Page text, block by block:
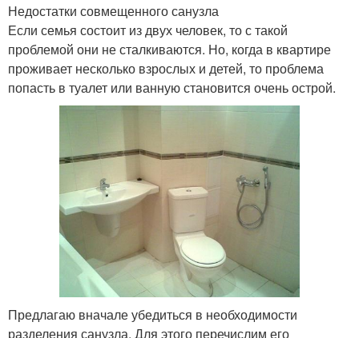
Недостатки совмещенного санузла
Если семья состоит из двух человек, то с такой
проблемой они не сталкиваются. Но, когда в квартире
проживает несколько взрослых и детей, то проблема
попасть в туалет или ванную становится очень острой.
Предлагаю вначале убедиться в необходимости
разделения санузла. Для этого перечислим его